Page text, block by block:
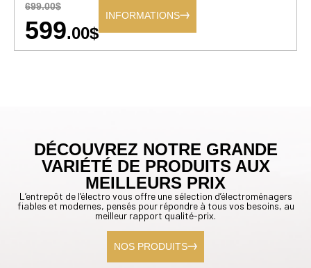
699.00$
599.00$
INFORMATIONS
DÉCOUVREZ NOTRE GRANDE
VARIÉTÉ DE PRODUITS AUX
MEILLEURS PRIX
L’entrepôt de l’électro vous offre une sélection d’électroménagers
fiables et modernes, pensés pour répondre à tous vos besoins, au
meilleur rapport qualité-prix.
NOS PRODUITS